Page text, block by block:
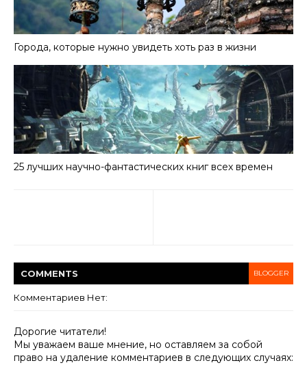
Города, которые нужно увидеть хоть раз в жизни
25 лучших научно-фантастических книг всех времен
COMMENTS BLOGGER
Комментариев Нет:
Дорогие читатели!
Мы уважаем ваше мнение, но оставляем за собой
право на удаление комментариев в следующих случаях: